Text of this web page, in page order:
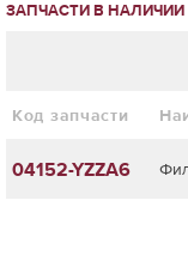
ЗАПЧАСТИ В НАЛИЧИИ
Код запчасти
04152-YZZA6